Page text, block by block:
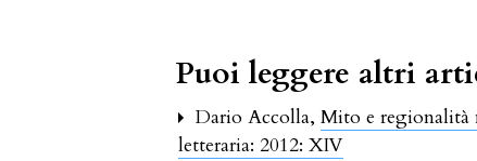
Puoi leggere altri
Dario Accolla,Mito e regionalità
letteraria: 2012: XIV